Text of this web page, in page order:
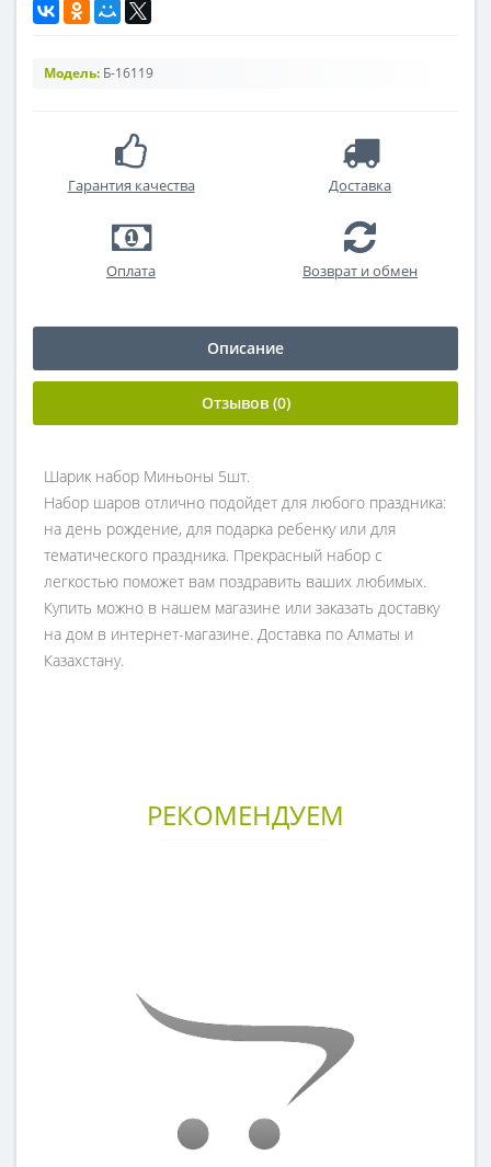
Модель: Б-16119
Гарантия качества Доставка
Оплата Возврат и обмен
Описание
Отзывов (0)
Шарик набор Миньоны 5шт.
Набор шаров отлично подойдет для любого праздника:
на день рождение, для подарка ребенку или для
тематического праздника. Прекрасный набор с
легкостью поможет вам поздравить ваших любимых.
Купить можно в нашем магазине или заказать доставку
на дом в интернет-магазине. Доставка по Алматы и
Казахстану.
РЕКОМЕНДУЕМ